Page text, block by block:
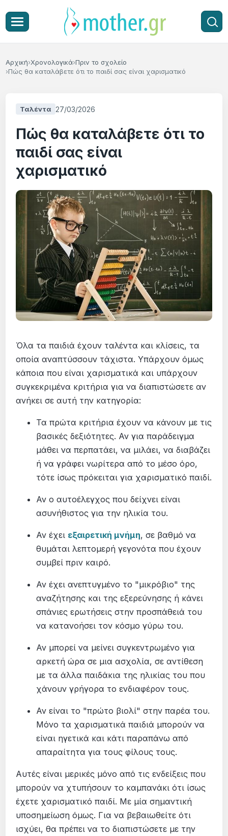
Αρχική Χρονολογικά Πριν το σχολείο
Πώς θα καταλάβετε ότι το παιδί σας είναι χαρισματικό
Ταλέντα 27/03/2026
Πώς θα καταλάβετε ότι το
παιδί σας είναι
χαρισματικό
Όλα τα παιδιά έχουν ταλέντα και κλίσεις, τα
οποία αναπτύσσουν τάχιστα. Υπάρχουν όμως
κάποια που είναι χαρισματικά και υπάρχουν
συγκεκριμένα κριτήρια για να διαπιστώσετε αν
ανήκει σε αυτή την κατηγορία:
Τα πρώτα κριτήρια έχουν να κάνουν με τις
βασικές δεξιότητες. Αν για παράδειγμα
μάθει να περπατάει, να μιλάει, να διαβάζει
ή να γράφει νωρίτερα από το μέσο όρο,
τότε ίσως πρόκειται για χαρισματικό παιδί.
Αν ο αυτοέλεγχος που δείχνει είναι
ασυνήθιστος για την ηλικία του.
Αν έχει εξαιρετική μνήμη, σε βαθμό να
θυμάται λεπτομερή γεγονότα που έχουν
συμβεί πριν καιρό.
Αν έχει ανεπτυγμένο το "μικρόβιο" της
αναζήτησης και της εξερεύνησης ή κάνει
σπάνιες ερωτήσεις στην προσπάθειά του
να κατανοήσει τον κόσμο γύρω του.
Αν μπορεί να μείνει συγκεντρωμένο για
αρκετή ώρα σε μια ασχολία, σε αντίθεση
με τα άλλα παιδάκια της ηλικίας του που
χάνουν γρήγορα το ενδιαφέρον τους.
Αν είναι το "πρώτο βιολί" στην παρέα του.
Μόνο τα χαρισματικά παιδιά μπορούν να
είναι ηγετικά και κάτι παραπάνω από
απαραίτητα για τους φίλους τους.
Αυτές είναι μερικές μόνο από τις ενδείξεις που
μπορούν να χτυπήσουν το καμπανάκι ότι ίσως
έχετε χαρισματικό παιδί. Με μία σημαντική
υποσημείωση όμως. Για να βεβαιωθείτε ότι
ισχύει, θα πρέπει να το διαπιστώσετε με την